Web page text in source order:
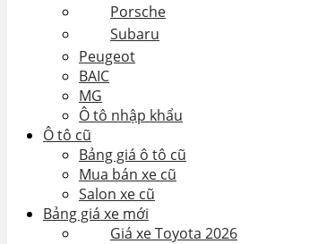
Porsche
Subaru
Peugeot
BAIC
MG
Ô tô nhập khẩu
Ô tô cũ
Bảng giá ô tô cũ
Mua bán xe cũ
Salon xe cũ
Bảng giá xe mới
Giá xe Toyota 2026